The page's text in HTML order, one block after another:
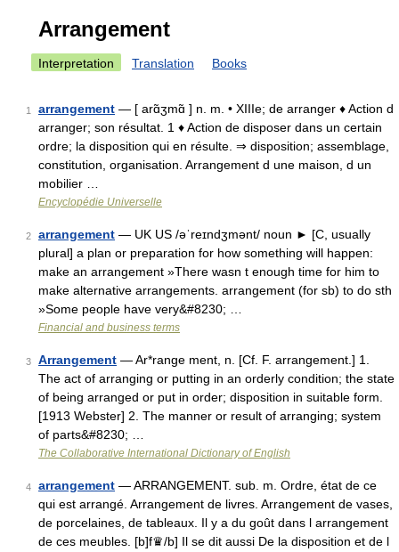
Arrangement
Interpretation Translation Books
1 arrangement — [ arɑ̃ʒmɑ̃ ] n. m. • XIIIe; de arranger ♦ Action d
arranger; son résultat. 1 ♦ Action de disposer dans un certain
ordre; la disposition qui en résulte. ⇒ disposition; assemblage,
constitution, organisation. Arrangement d une maison, d un
mobilier …
Encyclopédie Universelle
2 arrangement — UK US /əˈreɪndʒmənt/ noun ► [C, usually
plural] a plan or preparation for how something will happen:
make an arrangement »There wasn t enough time for him to
make alternative arrangements. arrangement (for sb) to do sth
»Some people have very&#8230; …
Financial and business terms
3 Arrangement — Ar*range ment, n. [Cf. F. arrangement.] 1.
The act of arranging or putting in an orderly condition; the state
of being arranged or put in order; disposition in suitable form.
[1913 Webster] 2. The manner or result of arranging; system
of parts&#8230; …
The Collaborative International Dictionary of English
4 arrangement — ARRANGEMENT. sub. m. Ordre, état de ce
qui est arrangé. Arrangement de livres. Arrangement de vases,
de porcelaines, de tableaux. Il y a du goût dans l arrangement
de ces meubles. [b]f♛/b] Il se dit aussi De la disposition et de l